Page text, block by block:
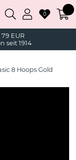
EUR
seit 1914
0
8 Hoops Gold